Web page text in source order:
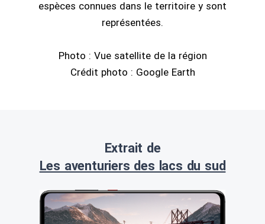
espèces connues dans le territoire y sont
représentées.
Photo : Vue satellite de la région
Crédit photo : Google Earth
Extrait de
Les aventuriers des lacs du sud